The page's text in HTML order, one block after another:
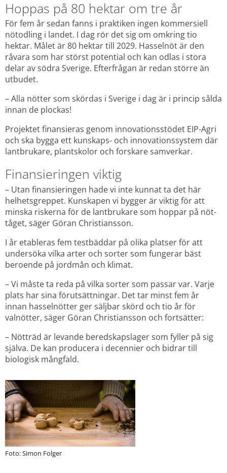
Hoppas på 80 hektar om tre år
För fem år sedan fanns i praktiken ingen kommersiell
nötodling i landet. I dag rör det sig om omkring tio
hektar. Målet är 80 hektar till 2029. Hasselnöt är den
råvara som har störst potential och kan odlas i stora
delar av södra Sverige. Efterfrågan är redan större än
utbudet.
– Alla nötter som skördas i Sverige i dag är i princip sålda
innan de plockas!
Projektet finansieras genom innovationsstödet EIP-Agri
och ska bygga ett kunskaps- och innovationssystem där
lantbrukare, plantskolor och forskare samverkar.
Finansieringen viktig
– Utan finansieringen hade vi inte kunnat ta det här
helhetsgreppet. Kunskapen vi bygger är viktig för att
minska riskerna för de lantbrukare som hoppar på nöt-
tåget, säger Göran Christiansson.
I år etableras fem testbäddar på olika platser för att
undersöka vilka arter och sorter som fungerar bäst
beroende på jordmån och klimat.
– Vi måste ta reda på vilka sorter som passar var. Varje
plats har sina förutsättningar. Det tar minst fem år
innan hasselnötter ger säljbar skörd och tio år för
valnötter, säger Göran Christiansson och fortsätter:
– Nötträd är levande beredskapslager som fyller på sig
själva. De kan producera i decennier och bidrar till
biologisk mångfald.
Foto: Simon Folger